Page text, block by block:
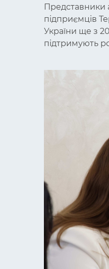
Представники
підприємців
України ще з
підтримують